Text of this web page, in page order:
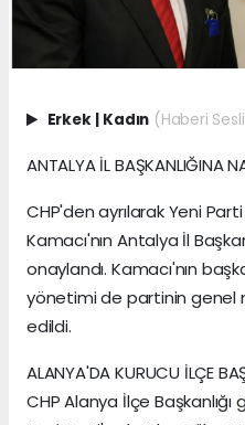
Erkek | Kadın (Haberi
ANTALYA İL BAŞKANLIĞINA
CHP'den ayrılarak Yeni
Kamacı'nın Antalya İl
onaylandı. Kamacı'nın
yönetimi de partinin genel
edildi.
ALANYA'DA KURUCU İLÇE
CHP Alanya İlçe